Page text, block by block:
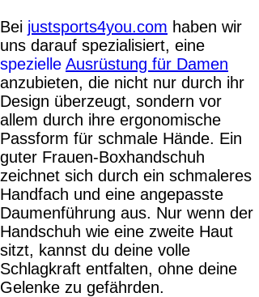
Bei justsports4you.com haben wir
uns darauf spezialisiert, eine
spezielle Ausrüstung für Damen
anzubieten, die nicht nur durch ihr
Design überzeugt, sondern vor
allem durch ihre ergonomische
Passform für schmale Hände. Ein
guter Frauen-Boxhandschuh
zeichnet sich durch ein schmaleres
Handfach und eine angepasste
Daumenführung aus. Nur wenn der
Handschuh wie eine zweite Haut
sitzt, kannst du deine volle
Schlagkraft entfalten, ohne deine
Gelenke zu gefährden.